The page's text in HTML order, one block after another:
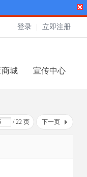
登录 立即注册
商城 宣传中心
/ 22 页 下一页